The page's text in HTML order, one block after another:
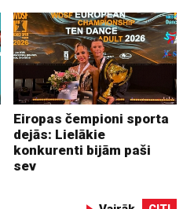
Eiropas čempioni sporta
dejās: Lielākie
konkurenti bijām paši
sev